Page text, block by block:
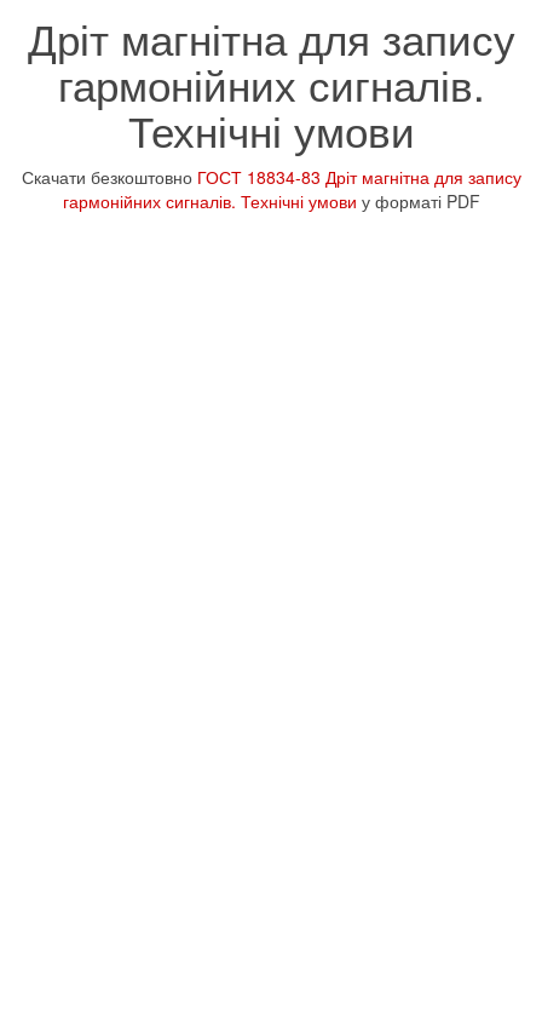
Дріт магнітна для запису
гармонійних сигналів.
Технічні умови
Скачати безкоштовно ГОСТ 18834-83 Дріт магнітна для запису
гармонійних сигналів. Технічні умови у форматі PDF